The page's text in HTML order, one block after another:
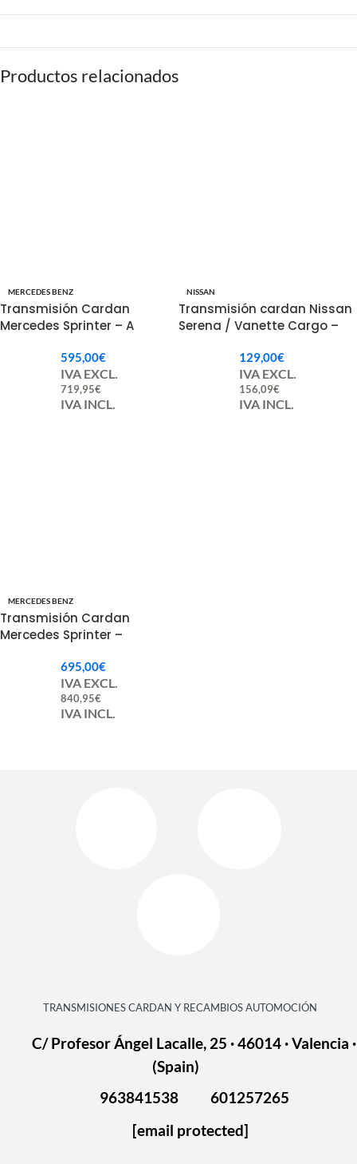
Productos relacionados
MERCEDES BENZ
Transmisión Cardan
Mercedes Sprinter – A
595,00€
IVA EXCL.
719,95€
IVA INCL.
NISSAN
Transmisión cardan Nissan
Serena / Vanette Cargo –
129,00€
IVA EXCL.
156,09€
IVA INCL.
MERCEDES BENZ
Transmisión Cardan
Mercedes Sprinter –
695,00€
IVA EXCL.
840,95€
IVA INCL.
TRANSMISIONES CARDAN Y RECAMBIOS AUTOMOCIÓN
C/ Profesor Ángel Lacalle, 25 · 46014 · Valencia ·
(Spain)
963841538
601257265
[email protected]